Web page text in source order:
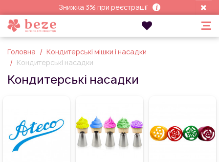
Знижка 3% при реєстрації
Головна
Кондитерські мішки і насадки
Кондитерські насадки
Кондитерські насадки